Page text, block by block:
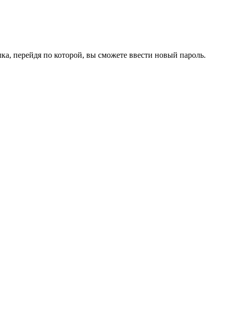
перейдя по которой, вы сможете ввести новый пароль.